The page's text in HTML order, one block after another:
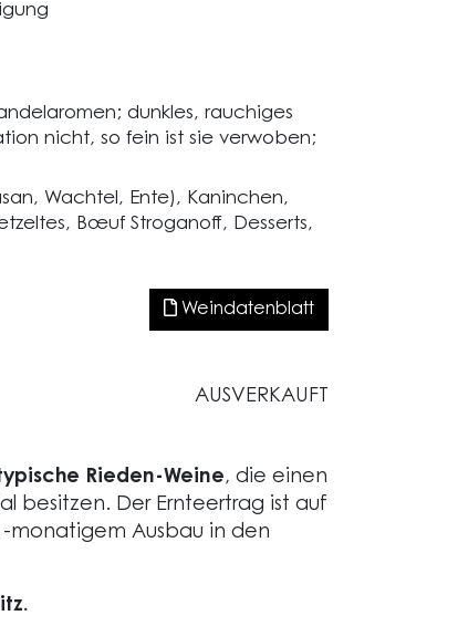
dunkles, rauchiges
nicht, so fein ist sie verwoben;
Wachtel, Ente), Kaninchen,
Bœuf Stroganoff, Desserts,
Weindatenblatt
AUSVERKAUFT
Rieden-Weine, die einen
besitzen. Der Ernteertrag ist auf
monatigem Ausbau in den